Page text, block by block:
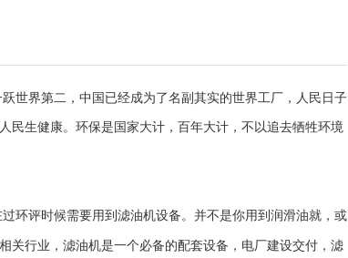
世界第二，中国已经成为了名副其实的世界工厂，人民日子
民生健康。环保是国家大计，百年大计，不以追去牺牲环境
环评时候需要用到滤油机设备。并不是你用到润滑油就，或
关行业， 滤油机是一个必备的配套设备，电厂建设交付，滤